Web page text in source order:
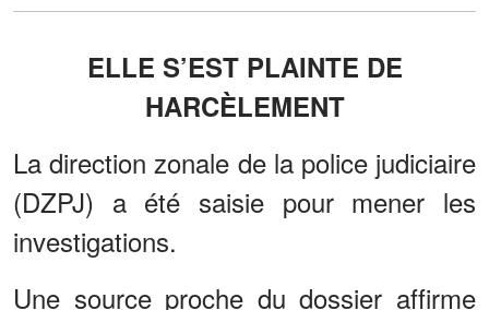
ELLE S’EST PLAINTE DE
HARCÈLEMENT
La direction zonale de la police judiciaire
(DZPJ) a été saisie pour mener les
investigations.
Une source proche du dossier affirme